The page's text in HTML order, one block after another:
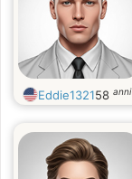
Eddie132158 anni